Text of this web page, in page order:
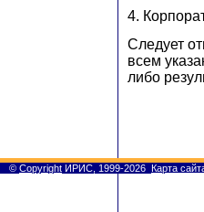
4.
Следует
всем
либо
© Copyright ИРИС, 1999-2026 Карта